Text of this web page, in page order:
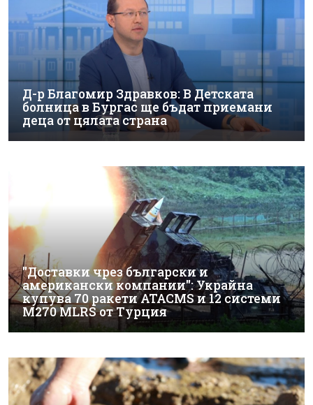
Д-р Благомир Здравков: В Детската
болница в Бургас ще бъдат приемани
деца от цялата страна
"Доставки чрез български и
американски компании": Украйна
купува 70 ракети ATACMS и 12 системи
M270 MLRS от Турция